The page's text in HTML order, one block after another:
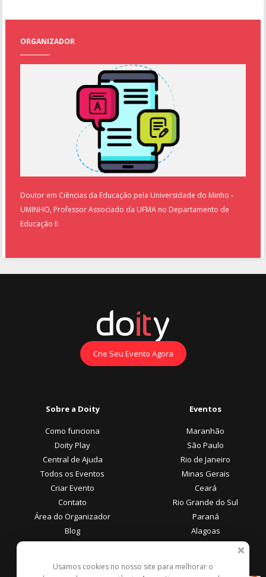
ORGANIZADOR
Doutor em Ciências da Educação pela Universidade do Minho -
UMINHO, Professor Associado da UFMA no Departamento de
Educação II
Crie Seu Evento Agora
Sobre a Doity
Como funciona
Doity Play
Central de Ajuda
Todos os Eventos
Criar Evento
Contato
Área do Organizador
Blog
Eventos
Maranhão
São Paulo
Rio de Janeiro
Minas Gerais
Ceará
Rio Grande do Sul
Paraná
Alagoas
Área do Participante Formas de Pagamento
Usamos cookies no nosso site para melhorar o